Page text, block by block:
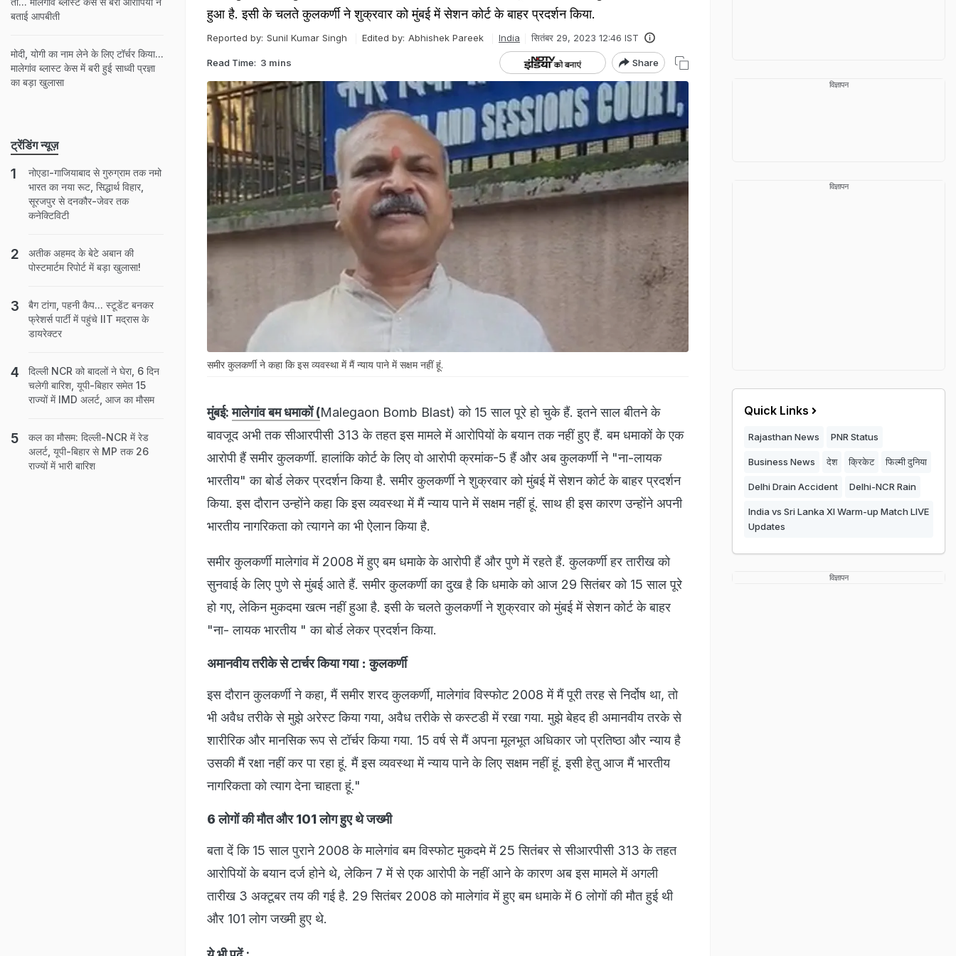
हुआ है. इसी के चलते कुलकर्णी ने शुक्रवार को मुंबई में सेशन कोर्ट के बाहर प्रदर्शन किया.
Reported by: Sunil Kumar Singh Edited by: Abhishek Pareek India सितंबर 29, 2023 12:46 IST
Read Time: 3 mins Share
समीर कुलकर्णी ने कहा कि इस व्‍यवस्‍था में मैं न्‍याय पाने में सक्षम नहीं हूं.
मुंबई: मालेगांव बम धमाकों (Malegaon Bomb Blast) को 15 साल पूरे हो चुके हैं. इतने साल बीतने के
बावजूद अभी तक सीआरपीसी 313 के तहत इस मामले में आरोपियों के बयान तक नहीं हुए हैं. बम धमाकों के एक
आरोपी हैं समीर कुलकर्णी. हालांकि कोर्ट के लिए वो आरोपी क्रमांक-5 हैं और अब कुलकर्णी ने "ना-लायक
भारतीय" का बोर्ड लेकर प्रदर्शन किया है. समीर कुलकर्णी ने शुक्रवार को मुंबई में सेशन कोर्ट के बाहर प्रदर्शन
किया. इस दौरान उन्‍होंने कहा कि इस व्‍यवस्‍था में मैं न्‍याय पाने में सक्षम नहीं हूं. साथ ही इस कारण उन्‍होंने अपनी
भारतीय नागरिकता को त्‍यागने का भी ऐलान किया है.
समीर कुलकर्णी मालेगांव में 2008 में हुए बम धमाके के आरोपी हैं और पुणे में रहते हैं. कुलकर्णी हर तारीख को
सुनवाई के लिए पुणे से मुंबई आते हैं. समीर कुलकर्णी का दुख है कि धमाके को आज 29 सितंबर को 15 साल पूरे
हो गए, लेकिन मुकदमा खत्‍म नहीं हुआ है. इसी के चलते कुलकर्णी ने शुक्रवार को मुंबई में सेशन कोर्ट के बाहर
"ना- लायक भारतीय " का बोर्ड लेकर प्रदर्शन किया.
अमानवीय तरीके से टार्चर किया गया : कुलकर्णी
इस दौरान कुलकर्णी ने कहा, मैं समीर शरद कुलकर्णी, मालेगांव विस्‍फोट 2008 में मैं पूरी तरह से निर्दोष था, तो
भी अवैध तरीके से मुझे अरेस्‍ट किया गया, अवैध तरीके से कस्‍टडी में रखा गया. मुझे बेहद ही अमानवीय तरके से
शारीरिक और मानसिक रूप से टॉर्चर किया गया. 15 वर्ष से मैं अपना मूलभूत अधिकार जो प्रतिष्‍ठा और न्‍याय है
उसकी मैं रक्षा नहीं कर पा रहा हूं. मैं इस व्‍यवस्‍था में न्‍याय पाने के लिए सक्षम नहीं हूं. इसी हेतु आज मैं भारतीय
नागरिकता को त्‍याग देना चाहता हूं."
6 लोगों की मौत और 101 लोग हुए थे जख्‍मी
बता दें कि 15 साल पुराने 2008 के मालेगांव बम विस्फोट मुकदमे में 25 सितंबर से सीआरपीसी 313 के तहत
आरोपियों के बयान दर्ज होने थे, लेकिन 7 में से एक आरोपी के नहीं आने के कारण अब इस मामले में अगली
तारीख 3 अक्टूबर तय की गई है. 29 सितंबर 2008 को मालेगांव में हुए बम धमाके में 6 लोगों की मौत हुई थी
और 101 लोग जख्‍मी हुए थे.
बताई आपबीती
मोदी, योगी का नाम लेने के लिए टॉर्चर किया...
मालेगांव ब्लास्ट केस में बरी हुई साध्वी प्रज्ञा
का बड़ा खुलासा
ट्रेंडिंग न्यूज़
नोएडा-गाजियाबाद से गुरुग्राम तक नमो
भारत का नया रूट, सिद्धार्थ विहार,
सूरजपुर से दनकौर-जेवर तक
कनेक्टिविटी
अतीक अहमद के बेटे अबान की
पोस्टमार्टम रिपोर्ट में बड़ा खुलासा!
बैग टांगा, पहनी कैप... स्टूडेंट बनकर
फ्रेशर्स पार्टी में पहुंचे IIT मद्रास के
डायरेक्टर
दिल्ली NCR को बादलों ने घेरा, 6 दिन
चलेगी बारिश, यूपी-बिहार समेत 15
राज्यों में IMD अलर्ट, आज का मौसम
कल का मौसम: दिल्ली-NCR में रेड
अलर्ट, यूपी-बिहार से MP तक 26
राज्यों में भारी बारिश
विज्ञापन
विज्ञापन
Quick Links
Rajasthan News PNR Status
Business News देश क्रिकेट फिल्मी दुनिया
Delhi Drain Accident Delhi-NCR Rain
India vs Sri Lanka XI Warm-up Match LIVE
Updates
विज्ञापन